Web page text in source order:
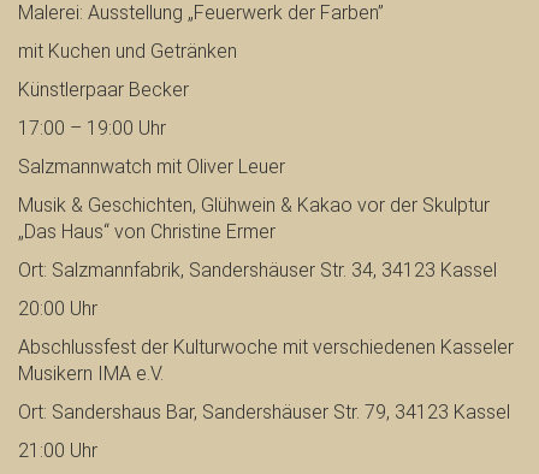
Malerei: Ausstellung „Feuerwerk der Farben”
mit Kuchen und Getränken
Künstlerpaar Becker
17:00 – 19:00 Uhr
Salzmannwatch mit Oliver Leuer
Musik & Geschichten, Glühwein & Kakao vor der Skulptur
„Das Haus“ von Christine Ermer
Ort: Salzmannfabrik, Sandershäuser Str. 34, 34123 Kassel
20:00 Uhr
Abschlussfest der Kulturwoche mit verschiedenen Kasseler
Musikern IMA e.V.
Ort: Sandershaus Bar, Sandershäuser Str. 79, 34123 Kassel
21:00 Uhr